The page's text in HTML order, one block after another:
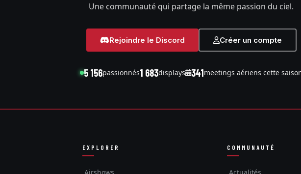
Une communauté qui partage la même passion du ciel.
Rejoindre le Discord Créer un compte
5 156passionnés1 683displays 341meetings aériens cette
EXPLORER
Airshows
COMMUNAUTÉ
Actualités